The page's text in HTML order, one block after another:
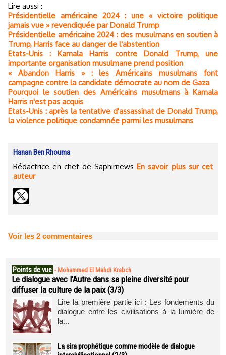
Lire aussi :
Présidentielle américaine 2024 : une « victoire politique
jamais vue » revendiquée par Donald Trump
Présidentielle américaine 2024 : des musulmans en soutien à
Trump, Harris face au danger de l'abstention
Etats-Unis : Kamala Harris contre Donald Trump, une
importante organisation musulmane prend position
« Abandon Harris » : les Américains musulmans font
campagne contre la candidate démocrate au nom de Gaza
Pourquoi le soutien des Américains musulmans à Kamala
Harris n'est pas acquis
Etats-Unis : après la tentative d'assassinat de Donald Trump,
la violence politique condamnée parmi les musulmans
Hanan Ben Rhouma
Rédactrice en chef de SaphirnewsEn savoir plus sur cet
auteur
Voir les 2 commentaires
Points de vue - Mohammed El Mahdi Krabch
Le dialogue avec l’Autre dans sa pleine diversité pour
diffuser la culture de la paix (3/3)
Lire la première partie ici : Les fondements du
dialogue entre les civilisations à la lumière de
la...
La sira prophétique comme modèle de dialogue